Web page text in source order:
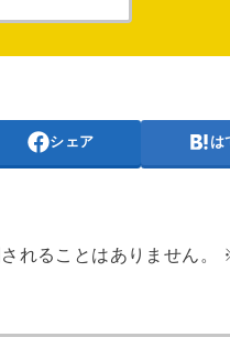
シェア は
れることはありません。